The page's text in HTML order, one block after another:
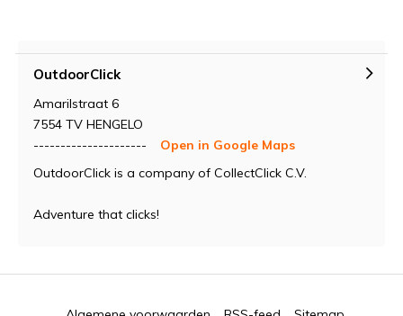
OutdoorClick
Amarilstraat 6
7554 TV HENGELO
---------------------
Open in Google Maps
OutdoorClick is a company of CollectClick C.V.
Adventure that clicks!